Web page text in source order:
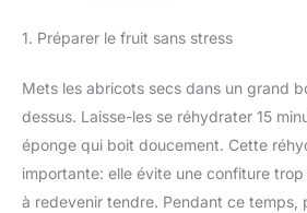
1. Préparer le fruit sans stress
Mets les abricots secs dans un grand
dessus. Laisse-les se réhydrater 15
éponge qui boit doucement. Cette
importante: elle évite une confiture
à redevenir tendre. Pendant ce temps,